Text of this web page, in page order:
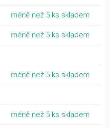
méně než 5 ks skladem
méně než 5 ks skladem
méně než 5 ks skladem
méně než 5 ks skladem